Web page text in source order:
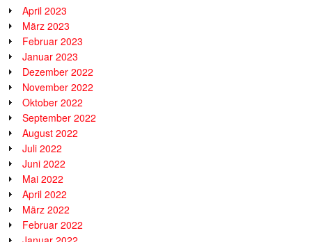
April 2023
März 2023
Februar 2023
Januar 2023
Dezember 2022
November 2022
Oktober 2022
September 2022
August 2022
Juli 2022
Juni 2022
Mai 2022
April 2022
März 2022
Februar 2022